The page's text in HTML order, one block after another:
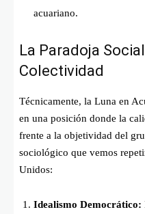
acuariano.
La Paradoja
Colectividad
Técnicamente, la Luna en
en una posición donde la
frente a la objetividad del
sociológico que vemos
Unidos:
Idealismo Democrático: